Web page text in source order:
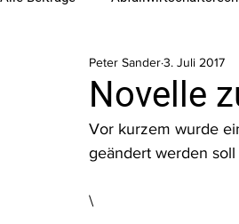
Beihilfen und Förderungen
Luftreinhalterecht
Rohstoffrecht
Novelle
Peter Sander3. Juli 2017
Vor kurzem wurde
geändert werden soll
\